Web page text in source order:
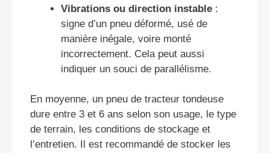
Vibrations ou direction instable :
signe d’un pneu déformé, usé de
manière inégale, voire monté
incorrectement. Cela peut aussi
indiquer un souci de parallélisme.
En moyenne, un pneu de tracteur tondeuse
dure entre 3 et 6 ans selon son usage, le type
de terrain, les conditions de stockage et
l’entretien. Il est recommandé de stocker les